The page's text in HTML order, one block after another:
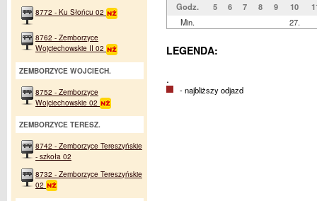
Godz. 5 6 7 8 9 10
Min.
27.
LEGENDA:
.
- najbliższy odjazd
8772 - Ku Słońcu 02
8762 - Zemborzyce
Wojciechowskie II 02
ZEMBORZYCE WOJCIECH.
8752 - Zemborzyce
Wojciechowskie 02
ZEMBORZYCE TERESZ.
8742 - Zemborzyce Tereszyńskie
- szkoła 02
8732 - Zemborzyce Tereszyńskie
02